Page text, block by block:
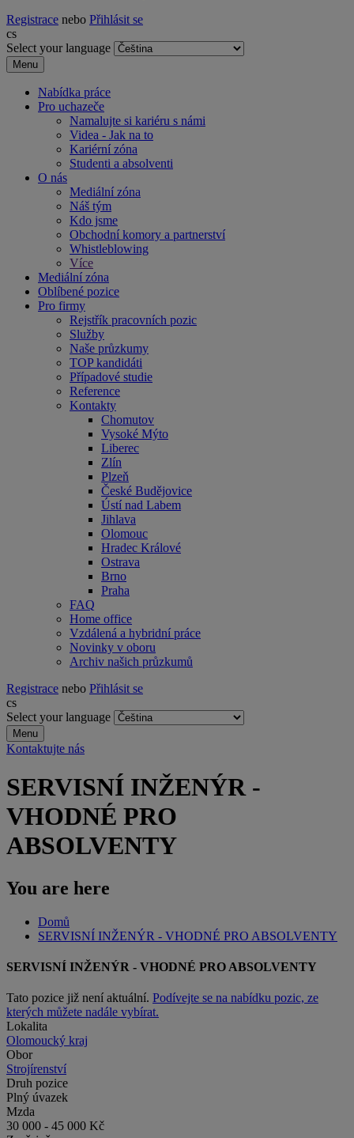
Registrace nebo Přihlásit se
cs
Select your language
Menu
Nabídka práce
Pro uchazeče
Namalujte si kariéru s námi
Videa - Jak na to
Kariérní zóna
Studenti a absolventi
O nás
Mediální zóna
Náš tým
Kdo jsme
Obchodní komory a partnerství
Whistleblowing
Více
Mediální zóna
Oblíbené pozice
Pro firmy
Rejstřík pracovních pozic
Služby
Naše průzkumy
TOP kandidáti
Případové studie
Reference
Kontakty
Chomutov
Vysoké Mýto
Liberec
Zlín
Plzeň
České Budějovice
Ústí nad Labem
Jihlava
Olomouc
Hradec Králové
Ostrava
Brno
Praha
FAQ
Home office
Vzdálená a hybridní práce
Novinky v oboru
Archiv našich průzkumů
Registrace nebo Přihlásit se
cs
Select your language
Menu
Kontaktujte nás
SERVISNÍ INŽENÝR -
VHODNÉ PRO
ABSOLVENTY
You are here
Domů
SERVISNÍ INŽENÝR - VHODNÉ PRO ABSOLVENTY
SERVISNÍ INŽENÝR - VHODNÉ PRO ABSOLVENTY
Tato pozice již není aktuální. Podívejte se na nabídku pozic, ze
kterých můžete nadále vybírat.
Lokalita
Olomoucký kraj
Obor
Strojírenství
Druh pozice
Plný úvazek
Mzda
30 000 - 45 000 Kč